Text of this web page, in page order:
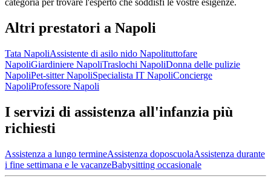
categoria per trovare l'esperto che soddisfi le vostre esigenze.
Altri prestatori a Napoli
Tata NapoliAssistente di asilo nido Napolituttofare
NapoliGiardiniere NapoliTraslochi NapoliDonna delle pulizie
NapoliPet-sitter NapoliSpecialista IT NapoliConcierge
NapoliProfessore Napoli
I servizi di assistenza all'infanzia più
richiesti
Assistenza a lungo termineAssistenza doposcuolaAssistenza durante
i fine settimana e le vacanzeBabysitting occasionale